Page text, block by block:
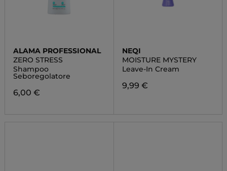
ALAMA PROFESSIONAL
ZERO STRESS
Shampoo
Seboregolatore
6,00 €
NEQI
MOISTURE MYSTERY
Leave-In Cream
9,99 €